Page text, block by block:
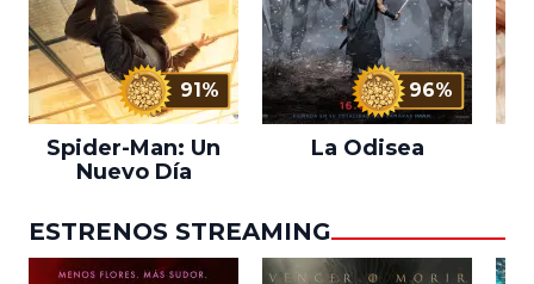
91%
Spider-Man: Un
Nuevo Día
96%
La Odisea
ESTRENOS STREAMING